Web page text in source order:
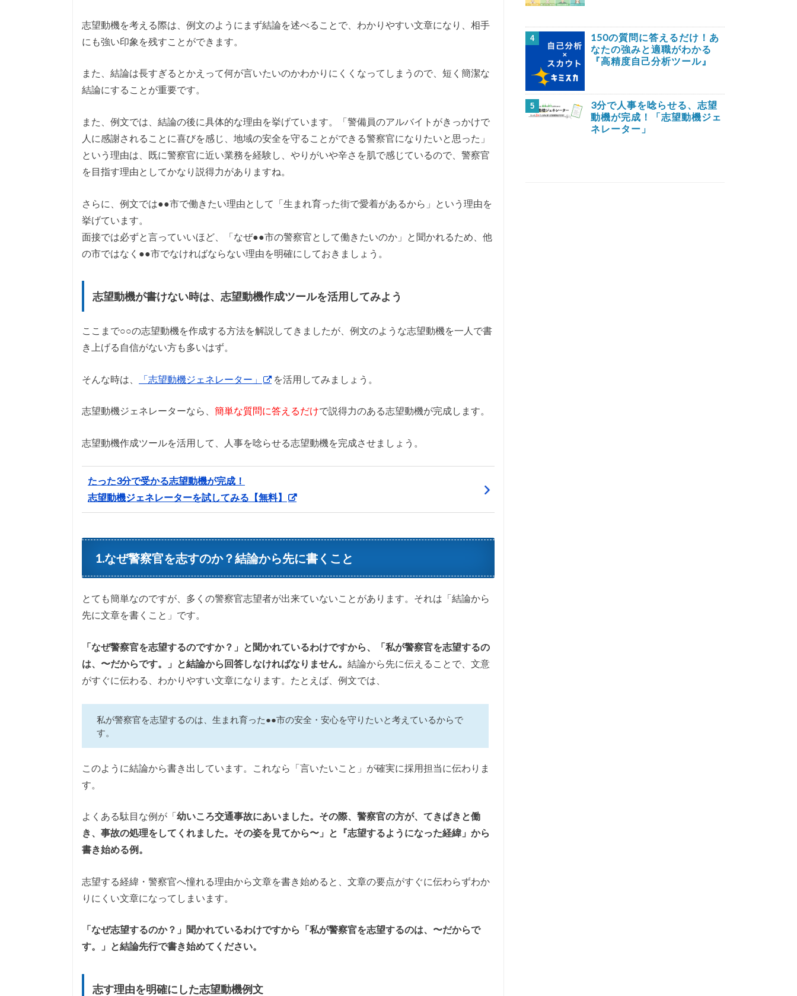
志望動機を考える際は、例文のようにまず結論を述べることで、わかりやすい文章になり、相手
にも強い印象を残すことができます。
また、結論は長すぎるとかえって何が言いたいのかわかりにくくなってしまうので、短く簡潔な
結論にすることが重要です。
また、例文では、結論の後に具体的な理由を挙げています。「警備員のアルバイトがきっかけで
人に感謝されることに喜びを感じ、地域の安全を守ることができる警察官になりたいと思った」
という理由は、既に警察官に近い業務を経験し、やりがいや辛さを肌で感じているので、警察官
を目指す理由としてかなり説得力がありますね。
さらに、例文では●●市で働きたい理由として「生まれ育った街で愛着があるから」という理由を
挙げています。
面接では必ずと言っていいほど、「なぜ●●市の警察官として働きたいのか」と聞かれるため、他
の市ではなく●●市でなければならない理由を明確にしておきましょう。
志望動機が書けない時は、志望動機作成ツールを活用してみよう
ここまで○○の志望動機を作成する方法を解説してきましたが、例文のような志望動機を一人で書
き上げる自信がない方も多いはず。
そんな時は、 「志望動機ジェネレーター」 を活用してみましょう。
志望動機ジェネレーターなら、 簡単な質問に答えるだけで説得力のある志望動機が完成します。
志望動機作成ツールを活用して、人事を唸らせる志望動機を完成させましょう。
たった3分で受かる志望動機が完成！
志望動機ジェネレーターを試してみる【無料】
1.なぜ警察官を志すのか？結論から先に書くこと
とても簡単なのですが、多くの警察官志望者が出来ていないことがあります。それは「結論から
先に文章を書くこと」です。
「なぜ警察官を志望するのですか？」と聞かれているわけですから、「私が警察官を志望するの
は、〜だからです。」と結論から回答しなければなりません。 結論から先に伝えることで、文意
がすぐに伝わる、わかりやすい文章になります。たとえば、例文では、
私が警察官を志望するのは、生まれ育った●●市の安全・安心を守りたいと考えているからで
す。
このように結論から書き出しています。これなら「言いたいこと」が確実に採用担当に伝わりま
す。
よくある駄目な例が「幼いころ交通事故にあいました。その際、警察官の方が、てきぱきと働
き、事故の処理をしてくれました。その姿を見てから〜」と『志望するようになった経緯」から
書き始める例。
志望する経緯・警察官へ憧れる理由から文章を書き始めると、文章の要点がすぐに伝わらずわか
りにくい文章になってしまいます。
「なぜ志望するのか？」聞かれているわけですから「私が警察官を志望するのは、〜だからで
す。」と結論先行で書き始めてください。
志す理由を明確にした志望動機例文
4
150の質問に答えるだけ！あ
なたの強みと適職がわかる
『高精度自己分析ツール』
5
3分で人事を唸らせる、志望
動機が完成！「志望動機ジェ
ネレーター」